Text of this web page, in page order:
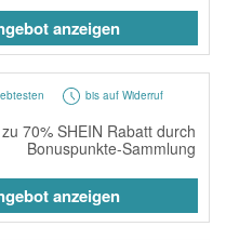
anzeigen
bis auf Widerruf
70% SHEIN Rabatt durch
Bonuspunkte-Sammlung
anzeigen